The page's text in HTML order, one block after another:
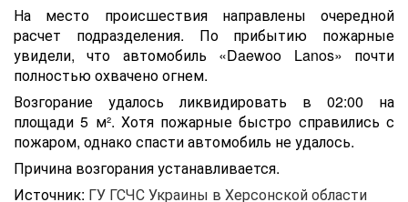
На место происшествия направлены очередной
расчет подразделения. По прибытию пожарные
увидели, что автомобиль «Daewoo Lanos» почти
полностью охвачено огнем.
Возгорание удалось ликвидировать в 02:00 на
площади 5 м². Хотя пожарные быстро справились с
пожаром, однако спасти автомобиль не удалось.
Причина возгорания устанавливается.
Источник: ГУ ГСЧС Украины в Херсонской области